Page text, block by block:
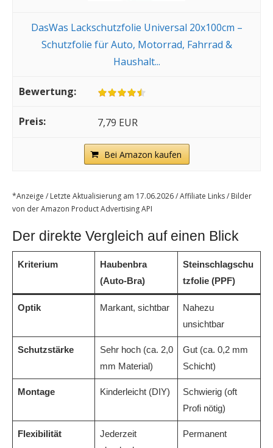
DasWas Lackschutzfolie Universal 20x100cm –
Schutzfolie für Auto, Motorrad, Fahrrad &
Haushalt...
7,79 EUR
Bei Amazon kaufen
*Anzeige / Letzte Aktualisierung am 17.06.2026 / Affiliate Links / Bilder
von der Amazon Product Advertising API
Der direkte Vergleich auf einen Blick
Kriterium
Haubenbra
(Auto-Bra)
Steinschlagschu
tzfolie (PPF)
Optik Markant, sichtbar
Nahezu
unsichtbar
Schutzstärke
Sehr hoch (ca. 2,0
mm Material)
Gut (ca. 0,2 mm
Schicht)
Montage Kinderleicht (DIY)
Schwierig (oft
Profi nötig)
Flexibilität
Jederzeit
Permanent